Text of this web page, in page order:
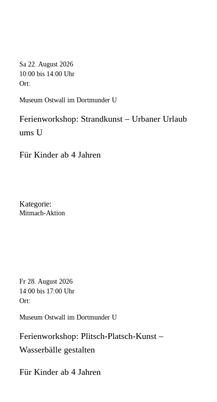
Sa 22. August 2026
10:00 bis 14:00 Uhr
Ort:
Museum Ostwall im Dortmunder U
Ferienworkshop: Strandkunst – Urbaner Urlaub
ums U
Für Kinder ab 4 Jahren
Kategorie:
Mitmach-Aktion
Fr 28. August 2026
14:00 bis 17:00 Uhr
Ort:
Museum Ostwall im Dortmunder U
Ferienworkshop: Plitsch-Platsch-Kunst –
Wasserbälle gestalten
Für Kinder ab 4 Jahren